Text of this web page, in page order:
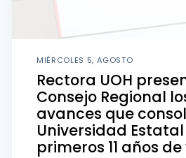
MIÉRCOLES 5, AGOSTO
Rectora UOH
Consejo Regional
avances que
Universidad
primeros 11 años